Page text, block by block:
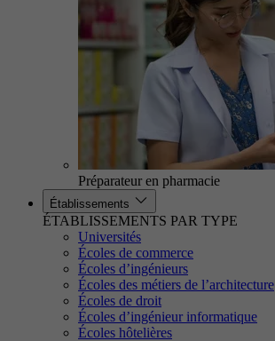
Préparateur en pharmacie
Établissements
ÉTABLISSEMENTS PAR TYPE
Universités
Écoles de commerce
Écoles d’ingénieurs
Écoles des métiers de l’architecture
Écoles de droit
Écoles d’ingénieur informatique
Écoles hôtelières